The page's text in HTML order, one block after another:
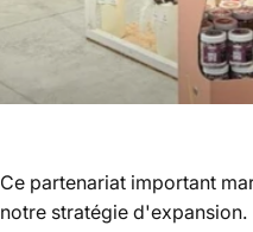
Ce partenariat important
notre stratégie d'expansion.